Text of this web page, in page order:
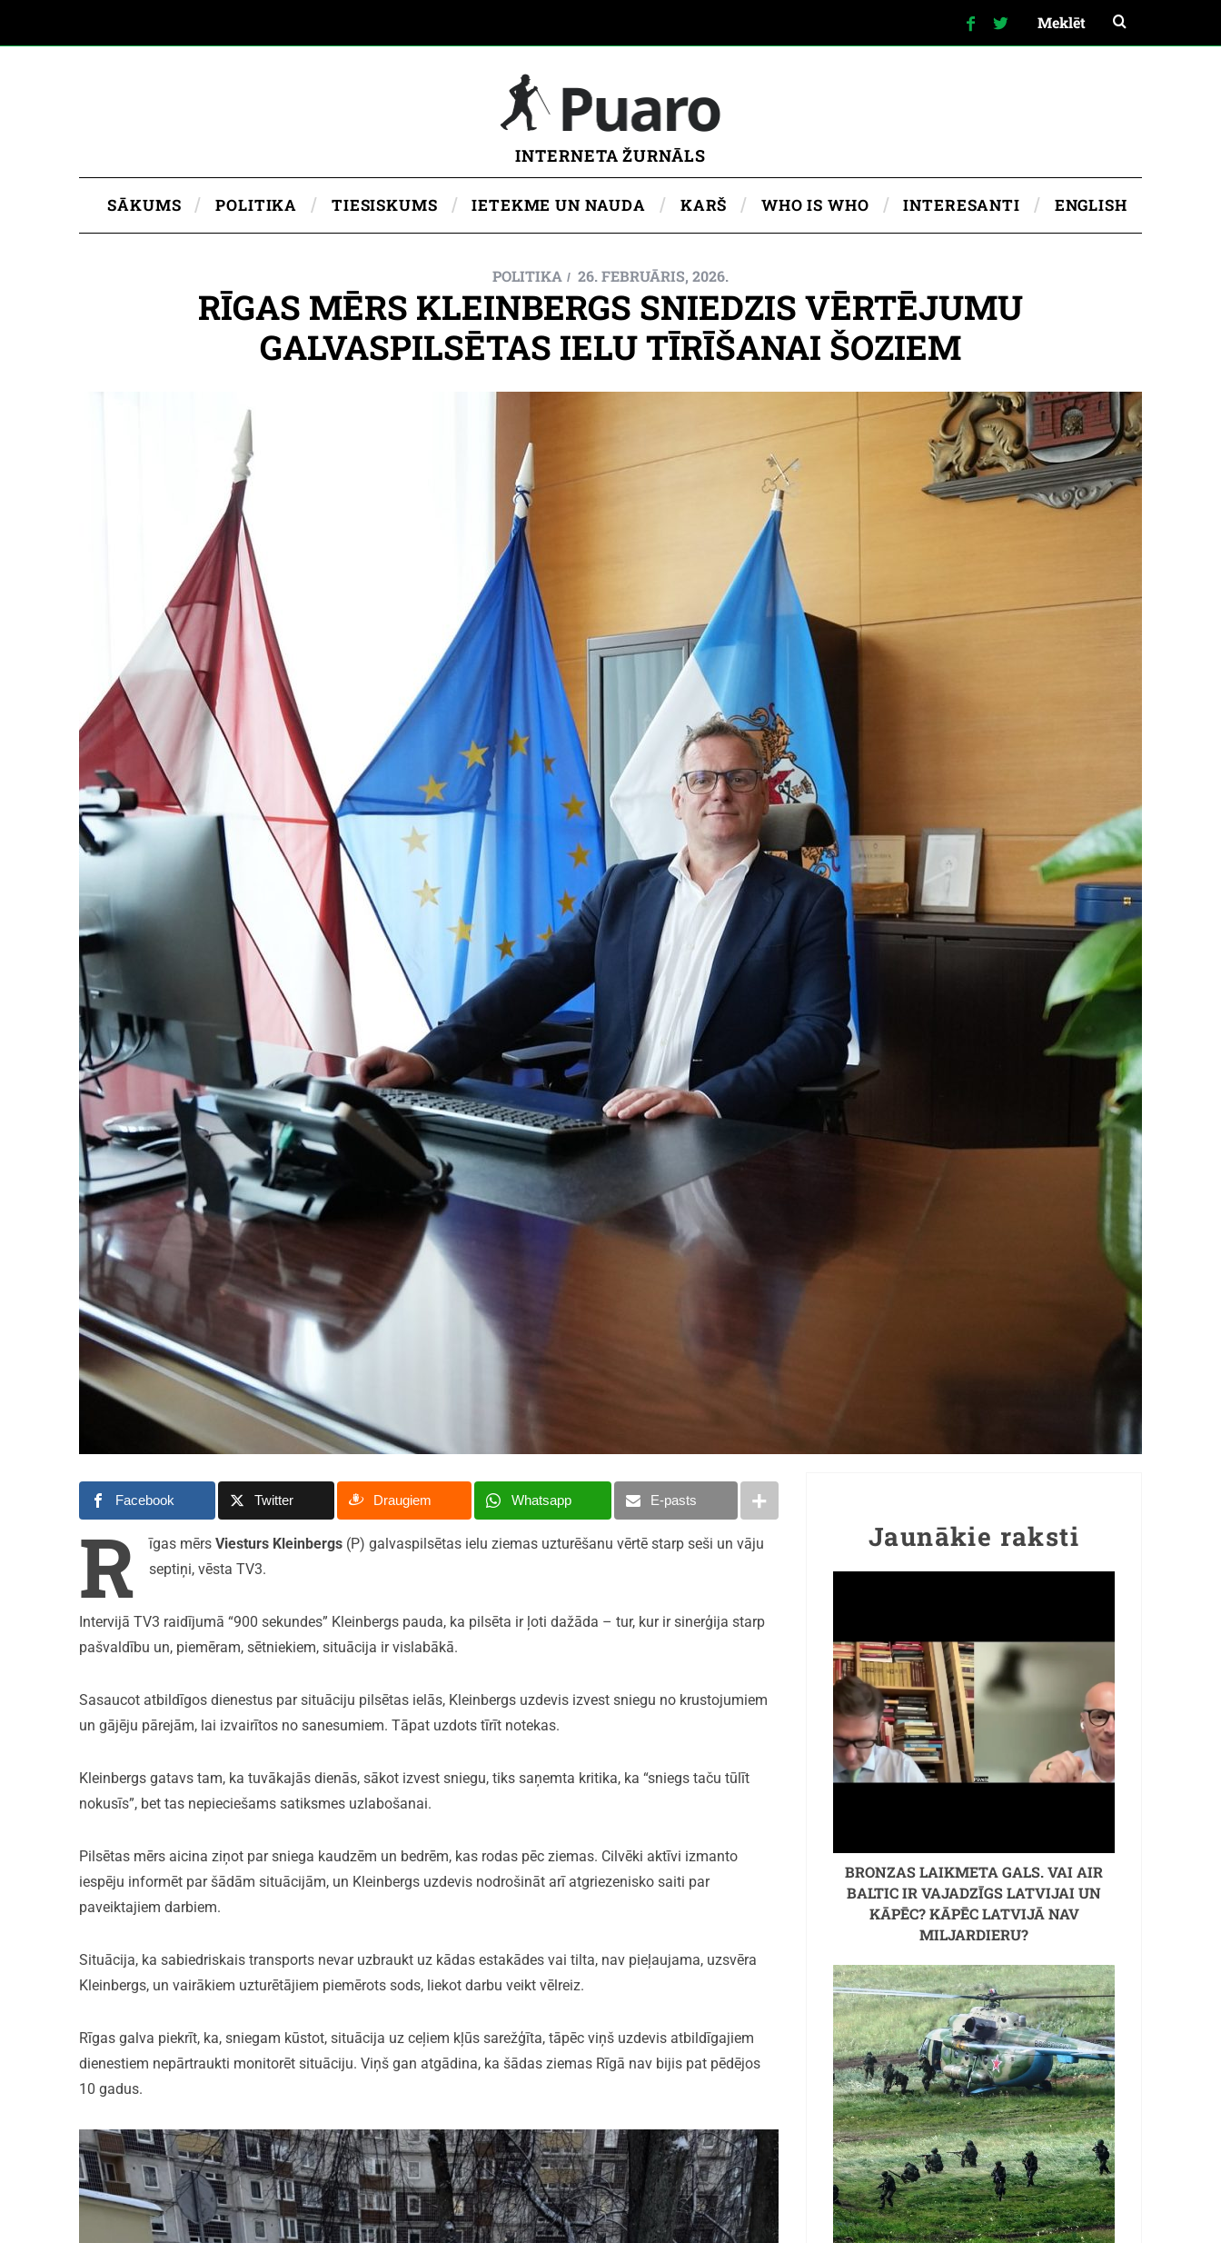
INTERNETA ŽURNĀLS
SĀKUMS POLITIKA TIESISKUMS IETEKME UN NAUDA KARŠ WHO IS WHO INTERESANTI ENGLISH
POLITIKA 26. FEBRUĀRIS, 2026.
RĪGAS MĒRS KLEINBERGS SNIEDZIS VĒRTĒJUMU
GALVASPILSĒTAS IELU TĪRĪŠANAI ŠOZIEM
Facebook Twitter Draugiem Whatsapp E-pasts
R īgas mērs Viesturs Kleinbergs (P) galvaspilsētas ielu ziemas uzturēšanu vērtē starp seši un vāju
septiņi, vēsta TV3.
Intervijā TV3 raidījumā “900 sekundes” Kleinbergs pauda, ka pilsēta ir ļoti dažāda – tur, kur ir sinerģija starp
pašvaldību un, piemēram, sētniekiem, situācija ir vislabākā.
Sasaucot atbildīgos dienestus par situāciju pilsētas ielās, Kleinbergs uzdevis izvest sniegu no krustojumiem
un gājēju pārejām, lai izvairītos no sanesumiem. Tāpat uzdots tīrīt notekas.
Kleinbergs gatavs tam, ka tuvākajās dienās, sākot izvest sniegu, tiks saņemta kritika, ka “sniegs taču tūlīt
nokusīs”, bet tas nepieciešams satiksmes uzlabošanai.
Pilsētas mērs aicina ziņot par sniega kaudzēm un bedrēm, kas rodas pēc ziemas. Cilvēki aktīvi izmanto
iespēju informēt par šādām situācijām, un Kleinbergs uzdevis nodrošināt arī atgriezenisko saiti par
paveiktajiem darbiem.
Situācija, ka sabiedriskais transports nevar uzbraukt uz kādas estakādes vai tilta, nav pieļaujama, uzsvēra
Kleinbergs, un vairākiem uzturētājiem piemērots sods, liekot darbu veikt vēlreiz.
Rīgas galva piekrīt, ka, sniegam kūstot, situācija uz ceļiem kļūs sarežģīta, tāpēc viņš uzdevis atbildīgajiem
dienestiem nepārtraukti monitorēt situāciju. Viņš gan atgādina, ka šādas ziemas Rīgā nav bijis pat pēdējos
10 gadus.
Jaunākie raksti
BRONZAS LAIKMETA GALS. VAI AIR
BALTIC IR VAJADZĪGS LATVIJAI UN
KĀPĒC? KĀPĒC LATVIJĀ NAV
MILJARDIERU?